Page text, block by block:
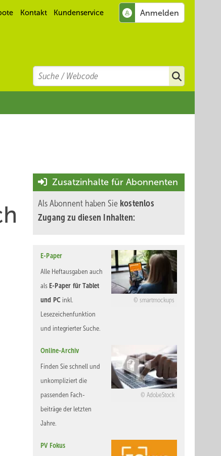
Kontakt Kundenservice
Search
Suchen
Zusatzinhalte für Abonnenten
Als Abonnent haben Sie kostenlos
Zugang zu diesen Inhalten:
smartmockups
E-Paper
Alle Heftausgaben auch
als E-Paper für Tablet
und PC inkl.
Lesezeichenfunktion
und integrierter Suche.
AdobeStock
Online-Archiv
Finden Sie schnell und
unkompliziert die
passenden Fach-
beiträge der letzten
Jahre.
PV Fokus